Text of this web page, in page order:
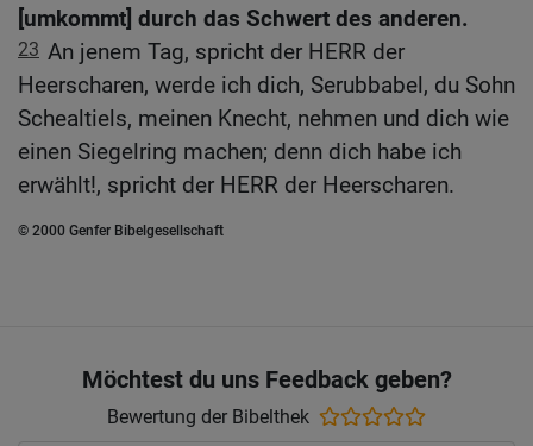
[umkommt] durch das Schwert des anderen.
23 An jenem Tag, spricht der HERR der
Heerscharen, werde ich dich, Serubbabel, du Sohn
Schealtiels, meinen Knecht, nehmen und dich wie
einen Siegelring machen; denn dich habe ich
erwählt!, spricht der HERR der Heerscharen.
© 2000 Genfer Bibelgesellschaft
Möchtest du uns Feedback geben?
Bewertung der Bibelthek